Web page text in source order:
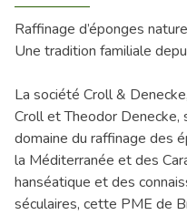
Raffinage d’éponges
Une tradition familiale
La société Croll &
Croll et Theodor Denecke,
domaine du raffinage des
la Méditerranée et des
hanséatique et des
séculaires, cette PME de